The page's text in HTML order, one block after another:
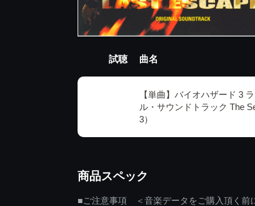
試聴 曲名
【単曲】バイオハザード 3
ル・サウンドトラック The
3）
商品スペック
■ご注意事項 ＜音楽データをご購入頂く前